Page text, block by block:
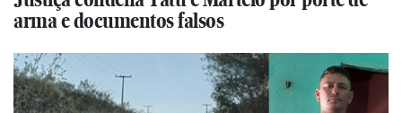
arma e documentos falsos